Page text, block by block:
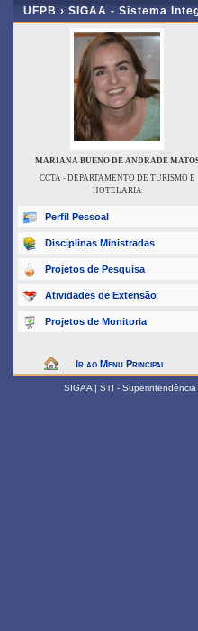
UFPB › SIGAA - Sistema
MARIANA BUENO DE ANDRADE
CCTA - DEPARTAMENTO DE TURISMO E
HOTELARIA
Perfil Pessoal
Disciplinas Ministradas
Projetos de Pesquisa
Atividades de Extensão
Projetos de Monitoria
Ir ao Menu Principal
SIGAA | STI -